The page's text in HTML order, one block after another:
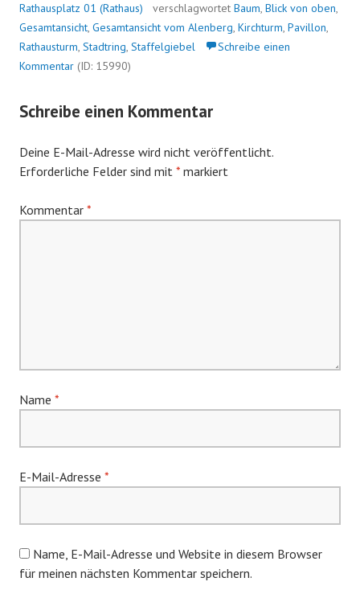
Rathausplatz 01 (Rathaus)
verschlagwortet Baum, Blick von oben,
Gesamtansicht, Gesamtansicht vom Alenberg, Kirchturm, Pavillon,
Rathausturm, Stadtring, Staffelgiebel
Schreibe einen
Kommentar (ID: 15990)
Schreibe einen Kommentar
Deine E-Mail-Adresse wird nicht veröffentlicht.
Erforderliche Felder sind mit * markiert
Kommentar *
Name *
E-Mail-Adresse *
Name, E-Mail-Adresse und Website in diesem Browser
für meinen nächsten Kommentar speichern.